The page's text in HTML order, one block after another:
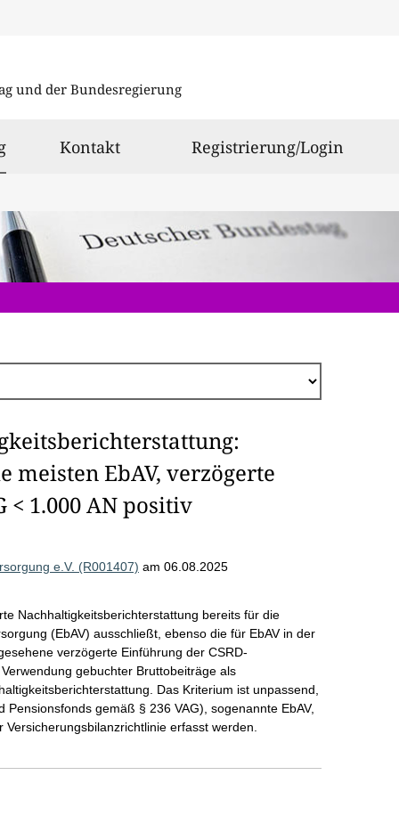
und der Bundesregierung
ausgewählt
Kontakt Registrierung/Login
meisten EbAV, verzögerte
1.000 AN positiv
e.V. (R001407) am 06.08.2025
Nachhaltigkeitsberichterstattung bereits für die
(EbAV) ausschließt, ebenso die für EbAV in der
verzögerte Einführung der CSRD-
gebuchter Bruttobeiträge als
Das Kriterium ist unpassend,
gemäß § 236 VAG), sogenannte EbAV,
erfasst werden.